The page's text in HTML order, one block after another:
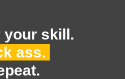
your skill.
ass.